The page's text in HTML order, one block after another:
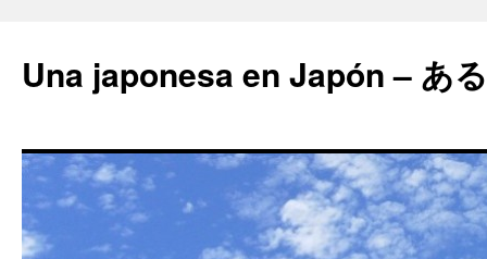
Una japonesa en Japón – あ